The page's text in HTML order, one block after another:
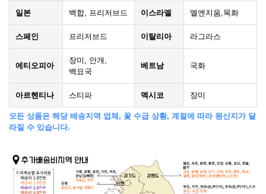
일본 백합, 프리저브드 이스라엘 엘엔지움,목화
스페인 프리저브드 이탈리아 라그라스
에티오피아
장미, 안개,
백묘국
베트남 국화
아르헨티나 스티파 멕시코 장미
모든 상품은 해당 배송지역 업체, 꽃 수급 상황, 계절에 따라 원산지가 달
라질 수 있습니다.